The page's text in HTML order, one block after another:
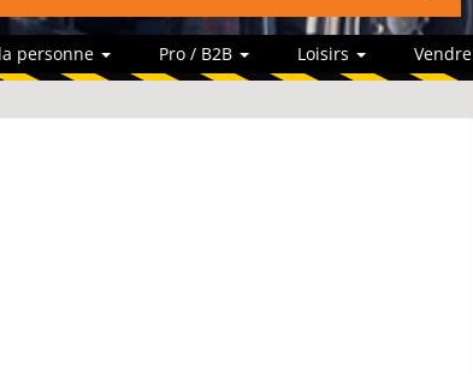
personne Pro / B2B Loisirs Vendre